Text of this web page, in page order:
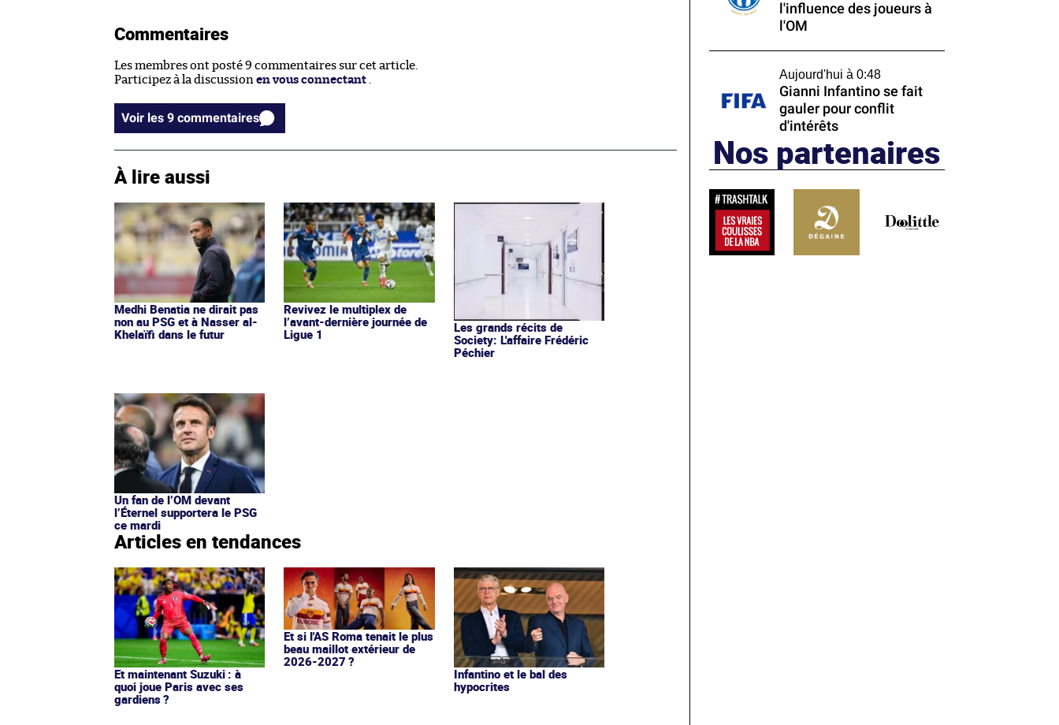
Commentaires
Les membres ont posté 9 commentaires sur cet article.
Participez à la discussion en vous connectant
Voir les 9 commentaires
À lire aussi
Medhi Benatia ne dirait pas
non au PSG et à Nasser al-
Khelaïfi dans le futur
Revivez le multiplex de
l’avant-dernière journée de
Ligue 1
Les grands récits de
Society: L'affaire Frédéric
Péchier
Un fan de l’OM devant
l’Éternel supportera le PSG
ce mardi
Articles en tendances
Et maintenant Suzuki : à
quoi joue Paris avec ses
gardiens ?
Et si l'AS Roma tenait le plus
beau maillot extérieur de
2026-2027 ?
Infantino et le bal des
hypocrites
l'influence des joueurs à
l'OM
Aujourd'hui à 0:48
Gianni Infantino se fait
gauler pour conflit
d'intérêts
Nos partenaires